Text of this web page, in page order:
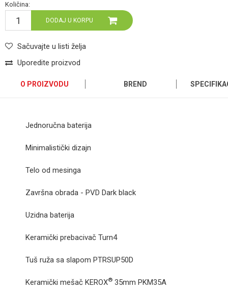
Količina:
DODAJ U KORPU
Sačuvajte u listi želja
Uporedite proizvod
O PROIZVODU BREND
Jednoručna baterija
Minimalistički dizajn
Telo od mesinga
Završna obrada - PVD Dark black
Uzidna baterija
Keramički prebacivač Turn4
Tuš ruža sa slapom PTRSUP50D
Keramički mešač KEROX® 35mm PKM35A